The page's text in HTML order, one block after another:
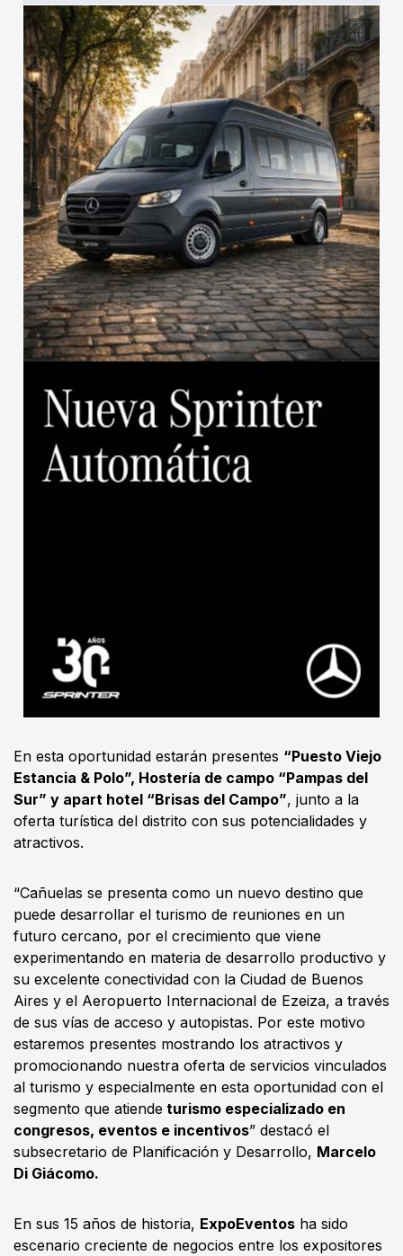
En esta oportunidad estarán presentes “Puesto Viejo
Estancia & Polo”, Hostería de campo “Pampas del
Sur” y apart hotel “Brisas del Campo”, junto a la
oferta turística del distrito con sus potencialidades y
atractivos.
“Cañuelas se presenta como un nuevo destino que
puede desarrollar el turismo de reuniones en un
futuro cercano, por el crecimiento que viene
experimentando en materia de desarrollo productivo y
su excelente conectividad con la Ciudad de Buenos
Aires y el Aeropuerto Internacional de Ezeiza, a través
de sus vías de acceso y autopistas. Por este motivo
estaremos presentes mostrando los atractivos y
promocionando nuestra oferta de servicios vinculados
al turismo y especialmente en esta oportunidad con el
segmento que atiende turismo especializado en
congresos, eventos e incentivos” destacó el
subsecretario de Planificación y Desarrollo, Marcelo
Di Giácomo.
En sus 15 años de historia, ExpoEventos ha sido
escenario creciente de negocios entre los expositores